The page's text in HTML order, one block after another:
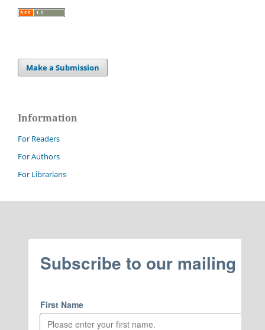
Make a Submission
Information
For Readers
For Authors
For Librarians